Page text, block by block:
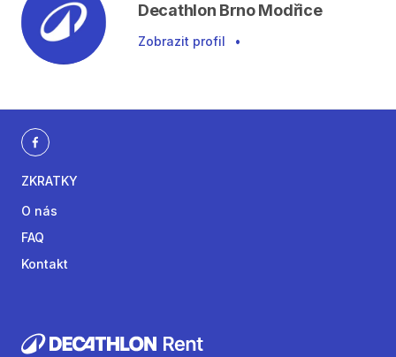
Decathlon Brno Modřice
Zobrazit profil •
ZKRATKY
O nás
FAQ
Kontakt